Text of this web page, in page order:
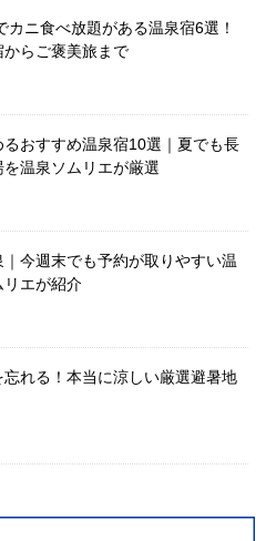
カニ食べ放題がある温泉宿6選！
からご褒美旅まで
おすすめ温泉宿10選｜夏でも長
温泉ソムリエが厳選
今週末でも予約が取りやすい温
リエが紹介
忘れる！本当に涼しい厳選避暑地